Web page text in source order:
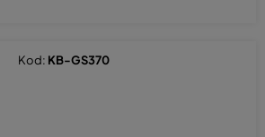
Kod: KB-GS370